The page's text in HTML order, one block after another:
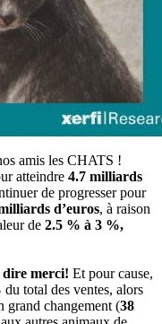
amis les CHATS !
atteindre 4.7 milliards
de progresser pour
d’euros, à raison
de 2.5 % à 3 %,
dire merci! Et pour cause,
du total des ventes, alors
grand changement (38